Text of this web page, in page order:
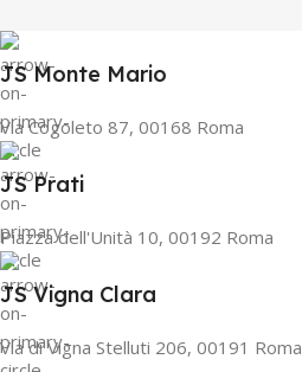
JS Monte Mario
Via Cogoleto 87, 00168 Roma
JS Prati
Piazza dell'Unità 10, 00192 Roma
JS Vigna Clara
Via di Vigna Stelluti 206, 00191 Roma